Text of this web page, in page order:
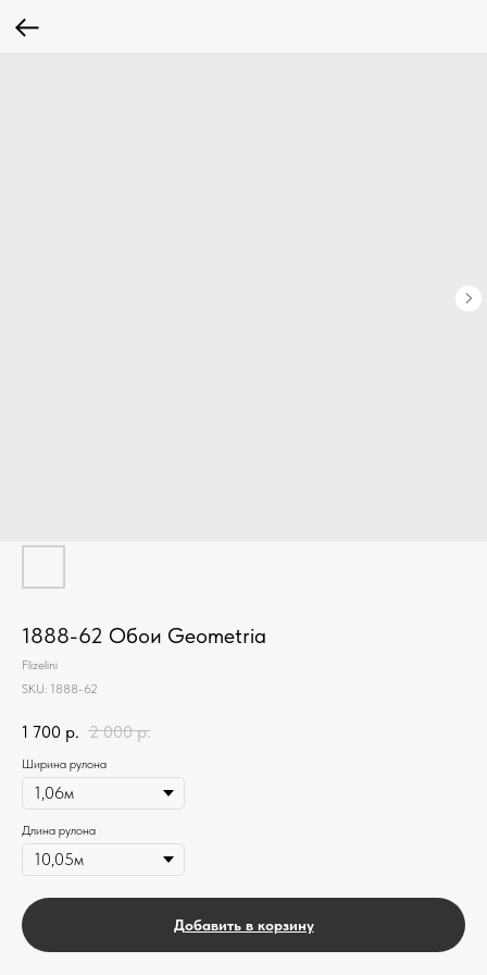
1888-62 Обои Geometria
Flizelini
SKU: 1888-62
1 700 р. 2 000 р.
Ширина рулона
Длина рулона
Добавить в корзину